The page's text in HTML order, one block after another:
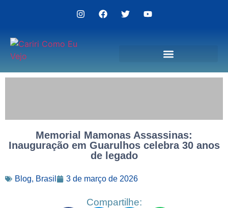
Memorial Mamonas Assassinas:
Inauguração em Guarulhos celebra 30 anos
de legado
Blog, Brasil 3 de março de 2026
Compartilhe: